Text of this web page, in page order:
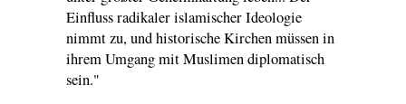
Einfluss radikaler islamischer Ideologie
nimmt zu, und historische Kirchen müssen in
ihrem Umgang mit Muslimen diplomatisch
sein."